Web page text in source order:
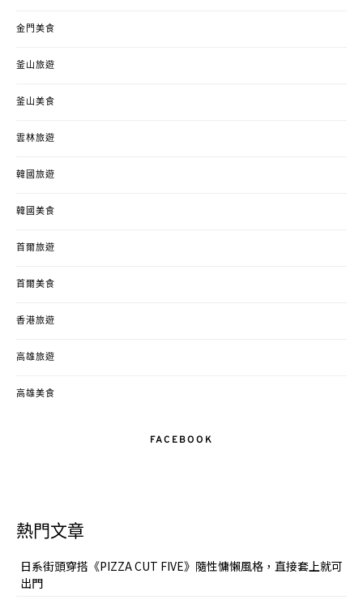
金門美食
釜山旅遊
釜山美食
雲林旅遊
韓國旅遊
韓國美食
首爾旅遊
首爾美食
香港旅遊
高雄旅遊
高雄美食
FACEBOOK
熱門文章
日系街頭穿搭《PIZZA CUT FIVE》隨性慵懶風格，直接套上就可
出門